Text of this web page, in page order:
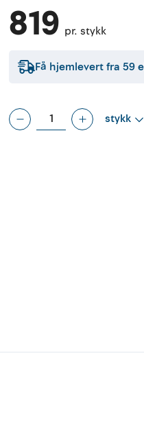
819 pr. stykk
Få hjemlevert fra 59
stykk